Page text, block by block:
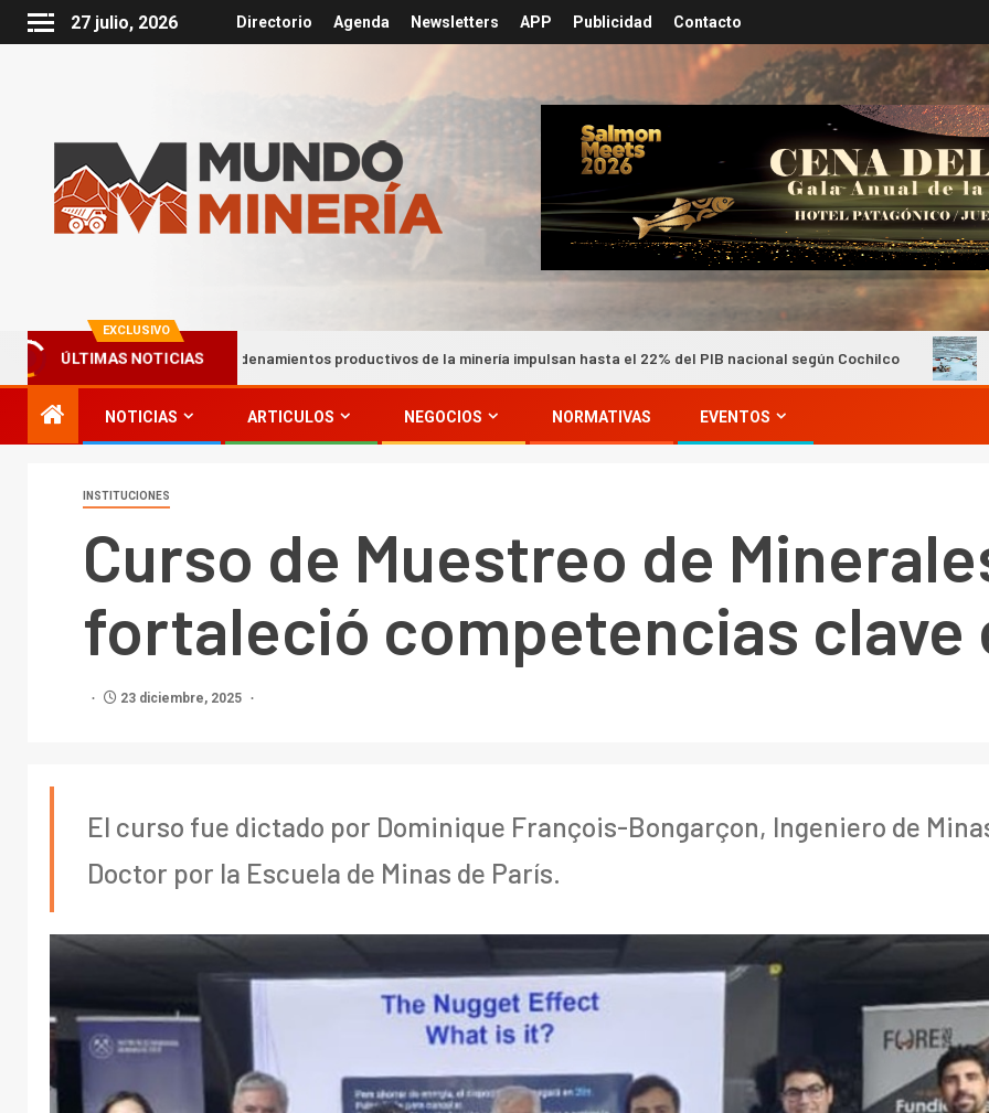
27 julio, 2026 Directorio Agenda Newsletters APP Publicidad Contacto
EXCLUSIVO
ÚLTIMAS NOTICIAS
Encadenamientos productivos de la minería impulsan hasta el 22% del PIB nacional según Cochilco Minera Los
NOTICIAS ARTICULOS NEGOCIOS NORMATIVAS EVENTOS
INSTITUCIONES
Curso de Muestreo de
fortaleció competencias clave
23 diciembre, 2025
El curso fue dictado por Dominique François-Bongarçon, Ingeniero de
Doctor por la Escuela de Minas de París.